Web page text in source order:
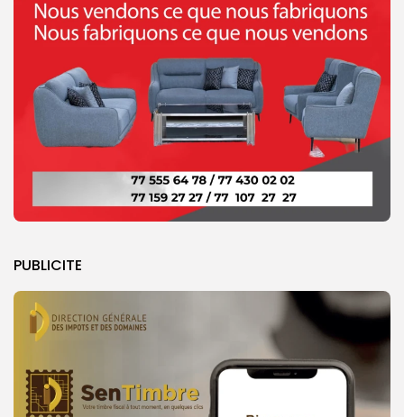
PUBLICITE